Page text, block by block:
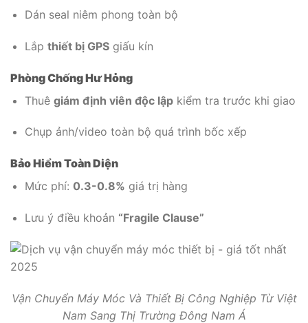
Dán seal niêm phong toàn bộ
Lắp thiết bị GPSgiấu kín
Phòng Chống Hư Hỏng
Thuê giám định viên độc lậpkiểm tra trước khi giao
Chụp ảnh/video toàn bộ quá trình bốc xếp
Bảo Hiểm Toàn Diện
Mức phí: 0.3-0.8% giá trị hàng
Lưu ý điều khoản “Fragile Clause”
Vận Chuyển Máy Móc Và Thiết Bị Công Nghiệp Từ Việt
Nam Sang Thị Trường Đông Nam Á